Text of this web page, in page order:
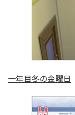
一年目冬の金曜日